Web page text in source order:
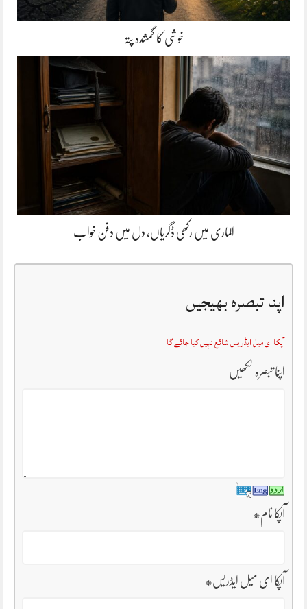
خوشی کا گمشدہ پتہ
الماری میں رکھی ڈگریاں، دل میں دفن خواب
اپنا تبصرہ بھیجیں
آپکا ای میل ایڈریس شائع نہیں کیا جائے گا
اپنا تبصرہ لکھیں
آپکا نام*
آپکا ای میل ایڈریس*